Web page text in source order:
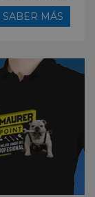
SABER MÁS